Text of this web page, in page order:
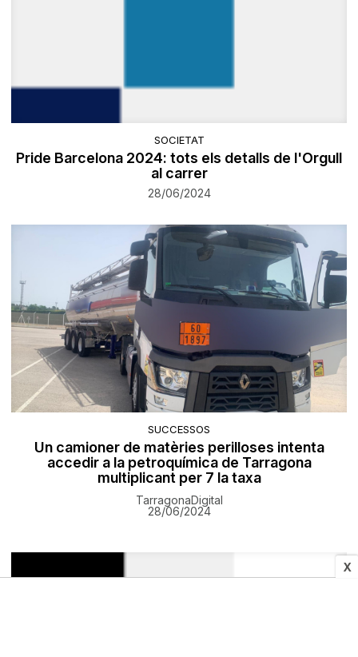
X
SOCIETAT
Pride Barcelona 2024: tots els detalls de l'Orgull
al carrer
28/06/2024
SUCCESSOS
Un camioner de matèries perilloses intenta
accedir a la petroquímica de Tarragona
multiplicant per 7 la taxa
TarragonaDigital
28/06/2024